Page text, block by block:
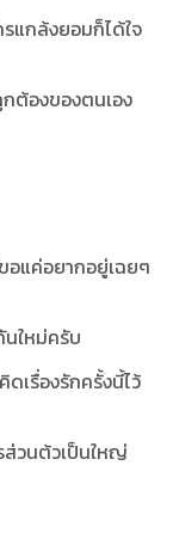
แกล้งยอมก็ได้ใจ
ต้องของตนเอง
อแค่อยากอยู่เฉยๆ
นใหม่ครับ
เรื่องรักครั้งนี้ไว้
วนต้วเป็นใหญ่